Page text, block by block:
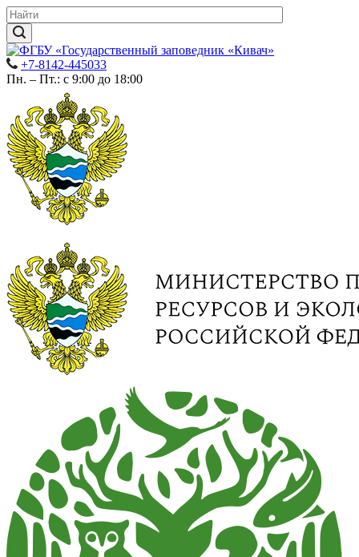
+7-8142-445033
Пн. – Пт.: с 9:00 до 18:00